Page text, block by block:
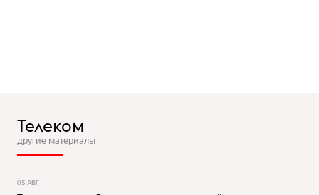
Телеком
другие материалы
05 АВГ